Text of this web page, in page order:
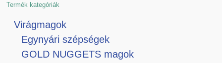
Termék kategóriák
Virágmagok
Egynyári szépségek
GOLD NUGGETS magok